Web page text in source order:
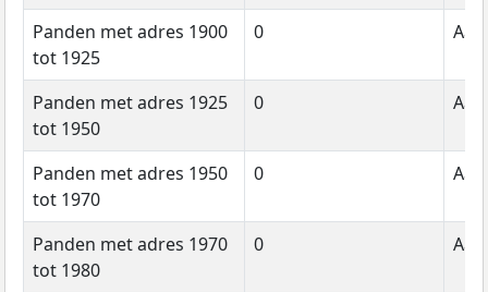
Panden met adres 1900
tot 1925
0
Panden met adres 1925
tot 1950
0
Panden met adres 1950
tot 1970
0
Panden met adres 1970
tot 1980
0